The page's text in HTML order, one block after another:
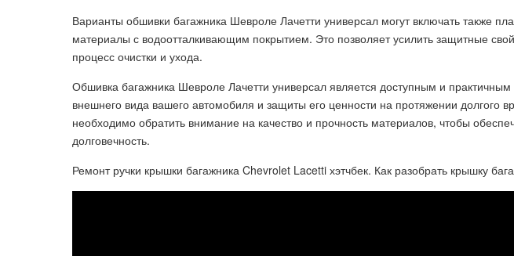
Варианты обшивки багажника Шевроле Лачетти универсал могут включать также
материалы с водоотталкивающим покрытием. Это позволяет усилить защитные
процесс очистки и ухода.
Обшивка багажника Шевроле Лачетти универсал является доступным и
внешнего вида вашего автомобиля и защиты его ценности на протяжении долгого
необходимо обратить внимание на качество и прочность материалов, чтобы
долговечность.
Ремонт ручки крышки багажника Chevrolet Lacetti хэтчбек. Как разобрать крышку